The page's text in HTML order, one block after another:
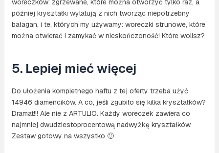
woreczków: zgrzewane, które można otworzyć tylko raz, a
później kryształki wylatują z nich tworząc niepotrzebny
bałagan, i te, których my używamy: woreczki strunowe, które
można otwierać i zamykać w nieskończoność! Które wolisz?
5. Lepiej mieć więcej
Do ułożenia kompletnego haftu z tej oferty trzeba użyć
14946 diamencików. A co, jeśli zgubiło się kilka kryształków?
Dramat!!! Ale nie z ARTULIO. Każdy woreczek zawiera co
najmniej dwudziestoprocentową nadwyżkę kryształków.
Zestaw gotowy na wszystko 🙂